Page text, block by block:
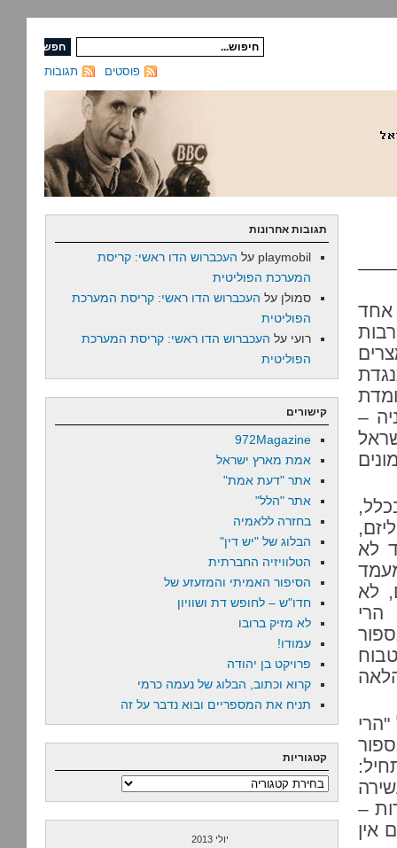
תגובות פוסטים
אחד
–
לא
לא
הרי
–
אין
תגובות אחרונות
playmobil על העכברוש הדו ראשי: קריסת
המערכת הפוליטית
סמולן על העכברוש הדו ראשי: קריסת המערכת
הפוליטית
רועי על העכברוש הדו ראשי: קריסת המערכת
הפוליטית
קישורים
972Magazine
אמת מארץ ישראל
אתר "דעת אמת"
אתר "הלל"
בחזרה ללאמיה
הבלוג של "יש דין"
הטלוויזיה החברתית
הסיפור האמיתי והמזעזע של
חדו"ש – לחופש דת ושוויון
לא מזיק ברובו
עמודו!
פרויקט בן יהודה
קרוא וכתוב, הבלוג של נעמה כרמי
תניח את המספריים ובוא נדבר על זה
קטגוריות
קטגוריות
יולי 2013